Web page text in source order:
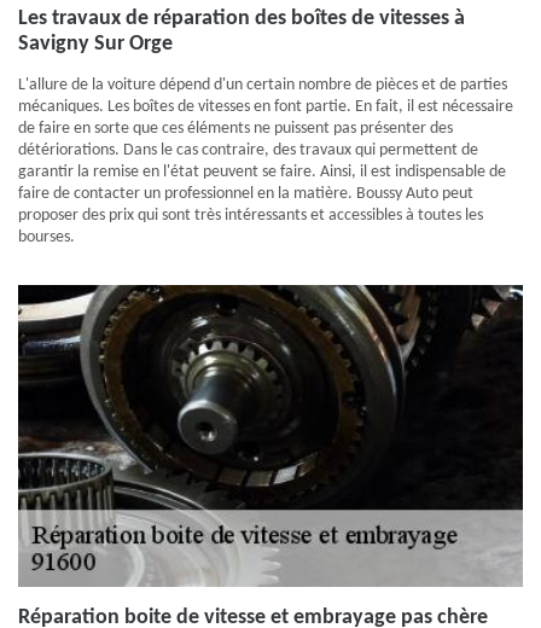
Les travaux de réparation des boîtes de vitesses à
Savigny Sur Orge
L'allure de la voiture dépend d'un certain nombre de pièces et de parties
mécaniques. Les boîtes de vitesses en font partie. En fait, il est nécessaire
de faire en sorte que ces éléments ne puissent pas présenter des
détériorations. Dans le cas contraire, des travaux qui permettent de
garantir la remise en l'état peuvent se faire. Ainsi, il est indispensable de
faire de contacter un professionnel en la matière. Boussy Auto peut
proposer des prix qui sont très intéressants et accessibles à toutes les
bourses.
Réparation boite de vitesse et embrayage pas chère